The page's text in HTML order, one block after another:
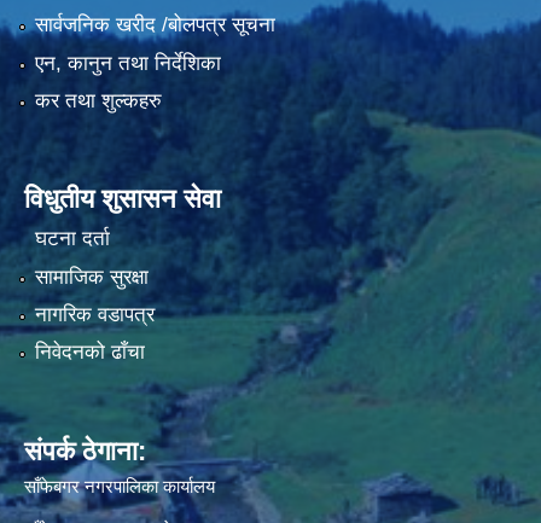
सार्वजनिक खरीद /बोलपत्र सूचना
एन, कानुन तथा निर्देशिका
कर तथा शुल्कहरु
विधुतीय शुसासन सेवा
घटना दर्ता
सामाजिक सुरक्षा
नागरिक वडापत्र
निवेदनको ढाँचा
संपर्क ठेगाना:
साँफेबगर नगरपालिका कार्यालय